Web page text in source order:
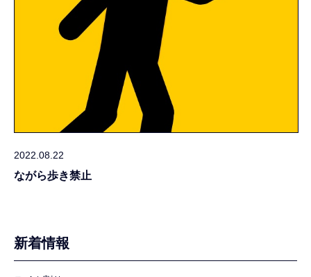
2022.08.22
ながら歩き禁止
新着情報